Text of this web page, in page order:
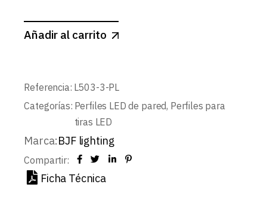
Añadir al carrito
Referencia: L503-3-PL
Categorías: Perfiles LED de pared, Perfiles para
tiras LED
Marca:BJF lighting
Compartir:
Ficha Técnica